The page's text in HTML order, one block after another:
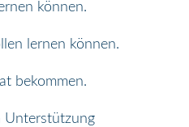
können.
lernen können.
bekommen.
Unterstützung